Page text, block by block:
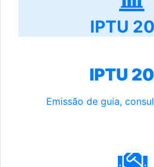
IPTU
IPTU
Emissão de guia,